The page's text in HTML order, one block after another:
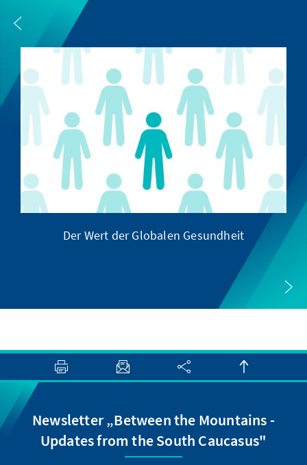
Der Wert der Globalen Gesundheit
Newsletter „Between the Mountains -
Updates from the South Caucasus"